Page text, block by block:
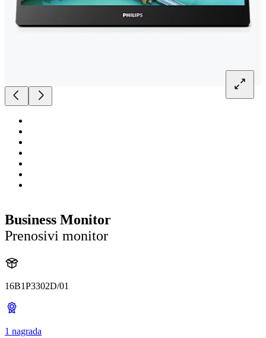
Business Monitor
Prenosivi monitor
16B1P3302D/01
1 nagrada